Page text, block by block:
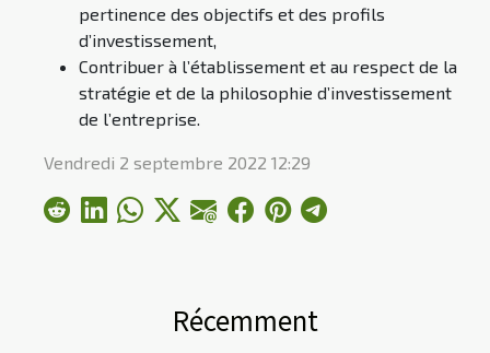
Récemment
pertinence des objectifs et des profils
d’investissement,
Contribuer à l’établissement et au respect de la
stratégie et de la philosophie d’investissement
de l’entreprise.
Vendredi 2 septembre 2022 12:29